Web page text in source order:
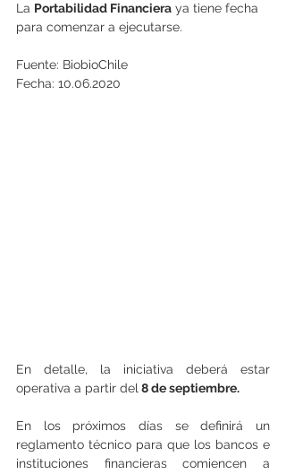
La Portabilidad Financiera ya tiene fecha
para comenzar a ejecutarse.
Fuente: BiobioChile
Fecha: 10.06.2020
En detalle, la iniciativa deberá estar
operativa a partir del 8 de septiembre.
En los próximos días se definirá un
reglamento técnico para que los bancos e
instituciones financieras comiencen a